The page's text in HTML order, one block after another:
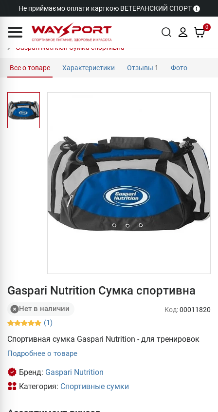
Не приймаємо оплати карткою ВЕТЕРАНСКИЙ СПОРТ
0
Gaspari Nutrition Cумка спортивна
Все о товаре Характеристики Отзывы 1 Фото
Gaspari Nutrition Cумка спортивна
Нет в наличии
(1)
Код:00011820
Спортивная сумка Gaspari Nutrition - для тренировок
Подробнее о товаре
Бренд: Gaspari Nutrition
Категория: Спортивные сумки